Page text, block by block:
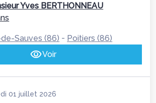
Yves BERTHONNEAU
Sauves (86) - Poitiers (86)
Voir
01 juillet 2026